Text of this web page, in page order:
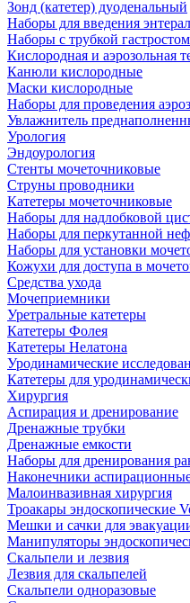
Зонд (катетер) дуоденальный
Наборы для введения
Наборы с трубкой
Кислородная и аэрозольная
Канюли кислородные
Маски кислородные
Наборы для проведения
Увлажнитель
Урология
Эндоурология
Стенты мочеточниковые
Струны проводники
Катетеры мочеточниковые
Наборы для надлобковой
Наборы для перкутанной
Наборы для установки
Кожухи для доступа в
Средства ухода
Мочеприемники
Уретральные катетеры
Катетеры Фолея
Катетеры Нелатона
Уродинамические
Катетеры для
Хирургия
Аспирация и дренирование
Дренажные трубки
Дренажные емкости
Наборы для дренирования
Наконечники
Малоинвазивная хирургия
Троакары эндоскопические
Мешки и сачки для
Манипуляторы
Скальпели и лезвия
Лезвия для скальпелей
Скальпели одноразовые